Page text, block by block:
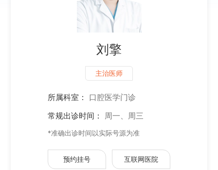
刘擎
主治医师
所属科室：
口腔医学门诊
常规出诊时间：
周一、周三
*准确出诊时间以实际号源为准
预约挂号 互联网医院